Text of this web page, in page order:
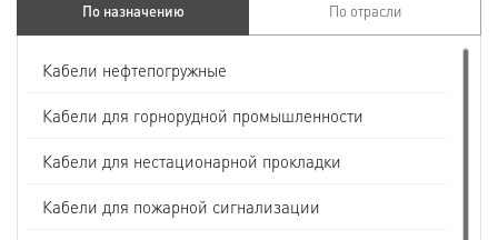
По назначению По отрасли
Кабели нефтепогружные
Кабели для горнорудной промышленности
Кабели для нестационарной прокладки
Кабели для пожарной сигнализации